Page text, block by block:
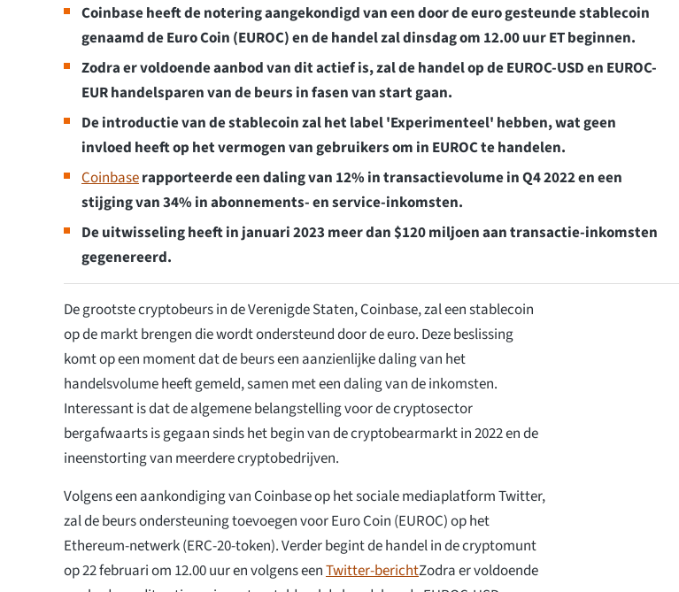
Coinbase heeft de notering aangekondigd van een door de euro gesteunde stablecoin
genaamd de Euro Coin (EUROC) en de handel zal dinsdag om 12.00 uur ET beginnen.
Zodra er voldoende aanbod van dit actief is, zal de handel op de EUROC-USD en EUROC-
EUR handelsparen van de beurs in fasen van start gaan.
De introductie van de stablecoin zal het label 'Experimenteel' hebben, wat geen
invloed heeft op het vermogen van gebruikers om in EUROC te handelen.
Coinbaserapporteerde een daling van 12% in transactievolume in Q4 2022 en een
stijging van 34% in abonnements- en service-inkomsten.
De uitwisseling heeft in januari 2023 meer dan $120 miljoen aan transactie-inkomsten
gegenereerd.
De grootste cryptobeurs in de Verenigde Staten, Coinbase, zal een stablecoin
op de markt brengen die wordt ondersteund door de euro. Deze beslissing
komt op een moment dat de beurs een aanzienlijke daling van het
handelsvolume heeft gemeld, samen met een daling van de inkomsten.
Interessant is dat de algemene belangstelling voor de cryptosector
bergafwaarts is gegaan sinds het begin van de cryptobearmarkt in 2022 en de
ineenstorting van meerdere cryptobedrijven.
Volgens een aankondiging van Coinbase op het sociale mediaplatform Twitter,
zal de beurs ondersteuning toevoegen voor Euro Coin (EUROC) op het
Ethereum-netwerk (ERC-20-token). Verder begint de handel in de cryptomunt
op 22 februari om 12.00 uur en volgens eenTwitter-berichtZodra er voldoende